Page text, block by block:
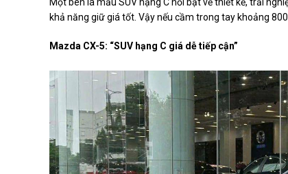
khả năng giữ giá tốt. Vậy nếu cầm trong tay khoảng
Mazda CX-5: “SUV hạng C giá dễ tiếp cận”